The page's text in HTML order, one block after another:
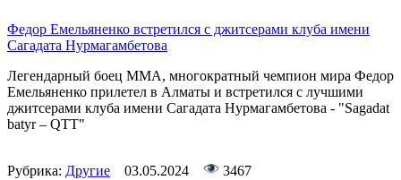
Федор Емельяненко встретился с джитсерами клуба имени
Сагадата Нурмагамбетова
Легендарный боец ММА, многократный чемпион мира Федор
Емельяненко прилетел в Алматы и встретился с лучшими
джитсерами клуба имени Сагадата Нурмагамбетова - "Sagadat
batyr – QTT"
Рубрика: Другие 03.05.2024 3467